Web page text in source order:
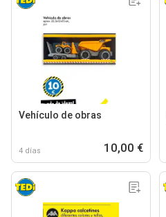
Vehículo de obras
4 días 10,00 €